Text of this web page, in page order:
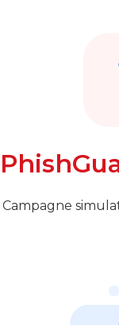
Campagne